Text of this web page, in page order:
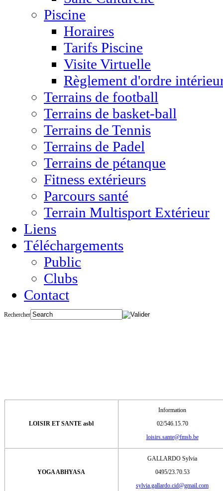
Piscine
Horaires
Tarifs Piscine
Visite Virtuelle
Règlement d'ordre
Terrains de football
Terrains de basket-ball
Terrains de Tennis
Terrains de Padel
Terrains de pétanque
Fitness extérieurs
Parcours santé
Terrain Multisport Extérieur
Liens
Téléchargements
Public
Clubs
Contact
Rechercher
LOISIR ET SANTE asbl
Information
02/546.15.70
loisirs.sante@fmsb.be
YOGA ABHYASA
GALLARDO Sylvia
0495/23.70.53
sylvia.gallardo.cid@gmail.com